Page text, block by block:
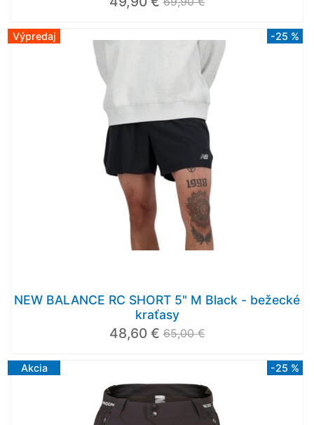
Výpredaj -25 %
NEW BALANCE RC SHORT 5" M Black - bežecké
kraťasy
48,60 € 65,00 €
Akcia -25 %